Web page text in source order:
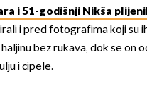
i 51-godišnji Nikša
i pred fotografima koji su
bez rukava, dok se on
i cipele.